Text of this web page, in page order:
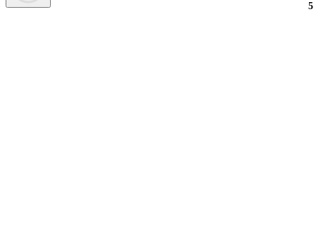
3
2
3
5